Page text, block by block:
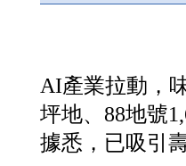
AI產業拉動，
坪地、88地號
據悉，已吸引